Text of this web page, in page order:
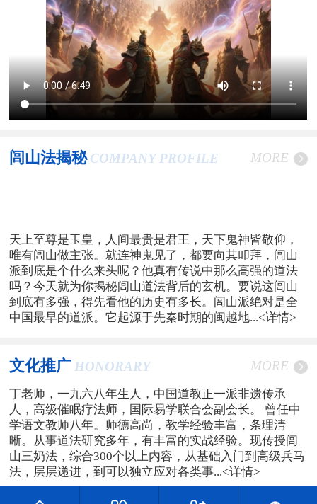
闾山法揭秘 COMPANY PROFILE MORE
天上至尊是玉皇，人间最贵是君王，天下鬼神皆敬仰，
唯有闾山做主张。就连神鬼见了，都要向其叩拜，闾山
派到底是个什么来头呢？他真有传说中那么高强的道法
吗？今天就为你揭秘闾山道法背后的玄机。要说这闾山
到底有多强，得先看他的历史有多长。闾山派绝对是全
中国最早的道派。它起源于先秦时期的闽越地...<详情>
文化推广 HONORARY MORE
丁老师，一九六八年生人，中国道教正一派非遗传承
人，高级催眠疗法师，国际易学联合会副会长。 曾任中
学语文教师八年。师德高尚，教学经验丰富，条理清
晰。从事道法研究多年，有丰富的实战经验。现传授闾
山三奶法，综合300个以上内容，从基础入门到高级兵马
法，层层递进，到可以独立应对各类事...<详情>